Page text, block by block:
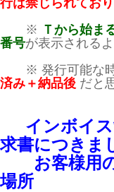
行は禁じられてお
※ Ｔから始ま
番号が表示される
※ 発行可能な時
済み＋納品後 だと
インボイ
求書につきま
お客様用の
場所